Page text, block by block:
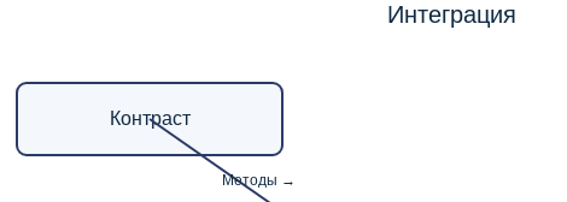
Интеграция
Контраст
Методы →